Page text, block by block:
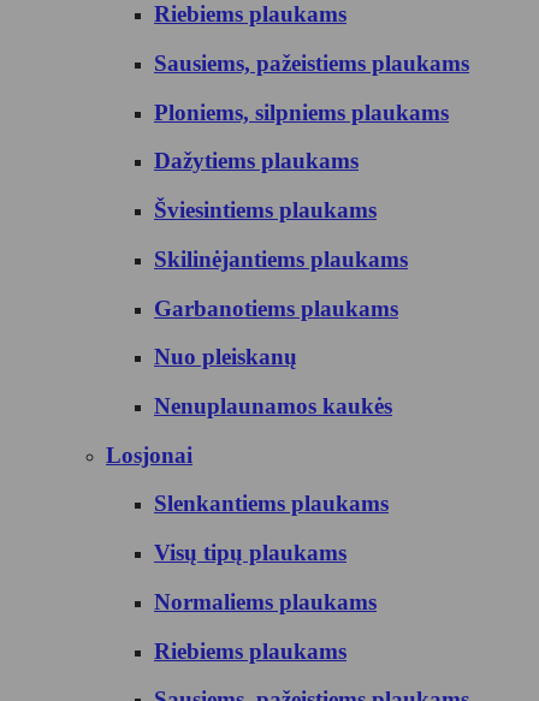
Riebiems plaukams
Sausiems, pažeistiems plaukams
Ploniems, silpniems plaukams
Dažytiems plaukams
Šviesintiems plaukams
Skilinėjantiems plaukams
Garbanotiems plaukams
Nuo pleiskanų
Nenuplaunamos kaukės
Losjonai
Slenkantiems plaukams
Visų tipų plaukams
Normaliems plaukams
Riebiems plaukams